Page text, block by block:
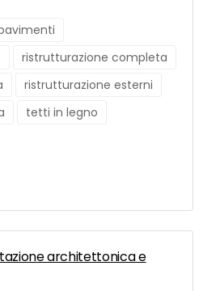
ristrutturazione completa
ristrutturazione esterni
tetti in legno
architettonica e